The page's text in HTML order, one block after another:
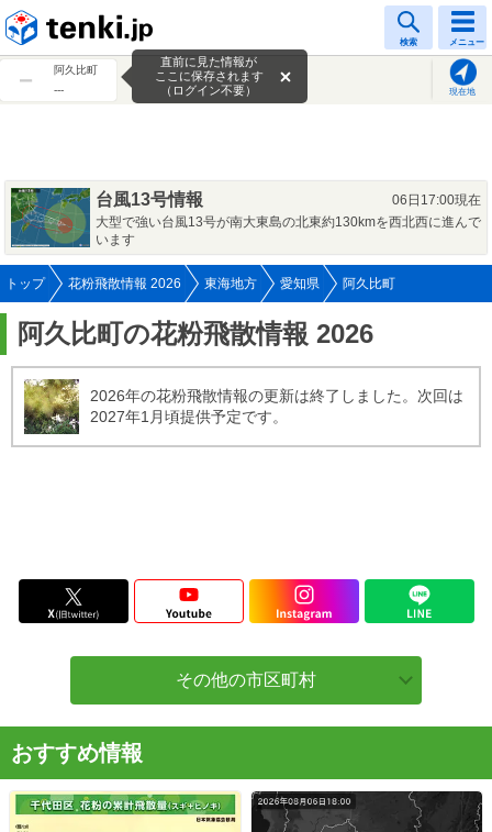
検索 メニュー
阿久比町
---
現在地
直前に見た情報が
ここに保存されます
（ログイン不要）
台風13号情報
06日17:00現在
大型で強い台風13号が南大東島の北東約130kmを西北西に進んで
います
トップ 花粉飛散情報 2026 東海地方 愛知県 阿久比町
阿久比町の花粉飛散情報 2026
2026年の花粉飛散情報の更新は終了しました。次回は
2027年1月頃提供予定です。
その他の市区町村
おすすめ情報